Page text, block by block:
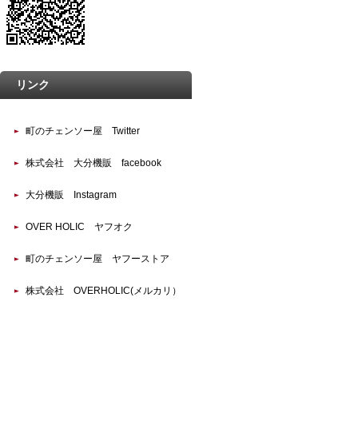
リンク
町のチェンソー屋 Twitter
株式会社 大分機販 facebook
大分機販 Instagram
OVER HOLIC ヤフオク
町のチェンソー屋 ヤフーストア
株式会社 OVERHOLIC(メルカリ）